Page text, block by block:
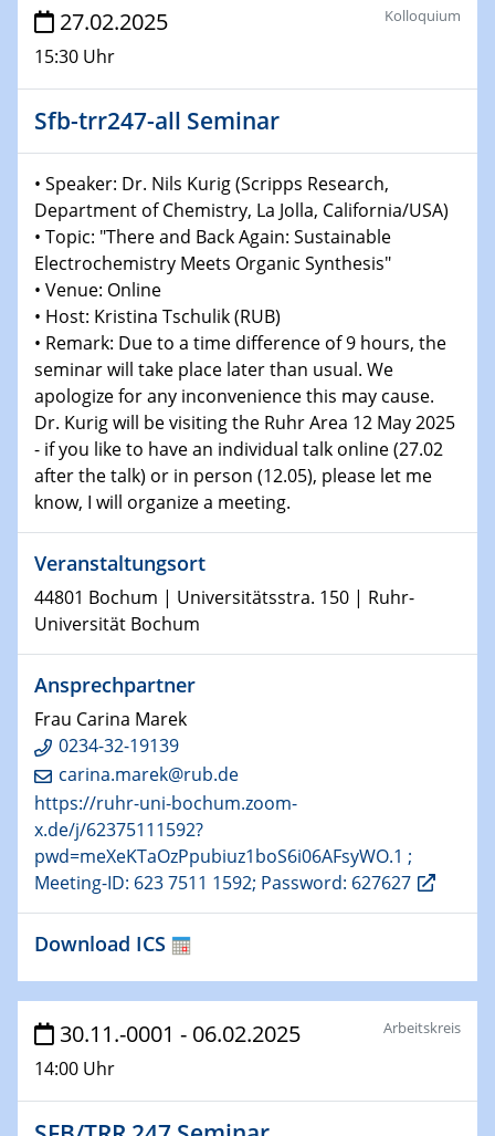
Veranstaltungen
30.11.-0001 - 06.02.2025
SFB/TRR 247 Seminar
Physikalisches Kolloquium
Shaping the future: The role of metrology in a changing
world
14.01.2025
SFB 1242 Kolloquium
15.01.2025
Physikalisches Kolloquium
Comets – Why Should We Study Them?
15.01.2025
GDCh Kolloquium
22.01.2025
Physikalisches Kolloquium
interfaces
22.01.2025
HyMission Short Talks
29.01.2025
Physikalisches Kolloquium
Decoding mRNA translation: Computational and
experimental approaches to understanding gene
expression
29.01.2025
GDCh Kolloquium
The Cation Shuffle
WIN & CENIDE Seminar Series on 2D-
MATURE
30.01.2025
Talk Prof. Erwin Reisner
27.02.2025
15:30 Uhr
Kolloquium
Sfb-trr247-all Seminar
• Speaker: Dr. Nils Kurig (Scripps Research,
Department of Chemistry, La Jolla, California/USA)
• Topic: "There and Back Again: Sustainable
Electrochemistry Meets Organic Synthesis"
• Venue: Online
• Host: Kristina Tschulik (RUB)
• Remark: Due to a time difference of 9 hours, the
seminar will take place later than usual. We
apologize for any inconvenience this may cause.
Dr. Kurig will be visiting the Ruhr Area 12 May 2025
- if you like to have an individual talk online (27.02
after the talk) or in person (12.05), please let me
know, I will organize a meeting.
Veranstaltungsort
44801 Bochum | Universitätsstra. 150 | Ruhr-
Universität Bochum
Ansprechpartner
Frau Carina Marek
0234-32-19139
carina.marek@rub.de
https://ruhr-uni-bochum.zoom-
x.de/j/62375111592?
pwd=meXeKTaOzPpubiuz1boS6i06AFsyWO.1 ;
Meeting-ID: 623 7511 1592; Password: 627627
Download ICS
30.11.-0001 - 06.02.2025
14:00 Uhr
Arbeitskreis